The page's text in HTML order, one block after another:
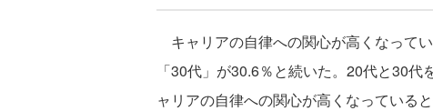
キャリアの自律への関心が高くなって
「30代」が30.6％と続いた。20代と30
ャリアの自律への関心が高くなっていると